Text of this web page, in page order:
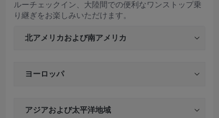
ルーチェックイン、大陸間での便利なワンストップ乗
り継ぎをお楽しみいただけます。
北アメリカおよび南アメリカ
ヨーロッパ
アジアおよび太平洋地域